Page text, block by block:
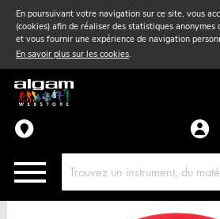
En poursuivant votre navigation sur ce site, vous
(cookies) afin de réaliser des statistiques anonymes
et vous fournir une expérience de navigation
En savoir plus sur les cookies.
Vent& Violon
Accessoires
Pièces détachées